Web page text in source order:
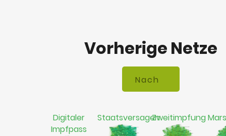
Vorherige Netze
Digitaler
Impfpass
StaatsversagenZweitimpfung